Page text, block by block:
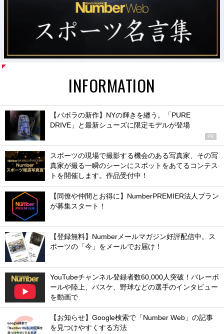
INFORMATION
【バボラの新作】NYの輝きを纏う。「PURE
DRIVE」と最新シューズに限定モデルが登場
PR
スポーツの現場で撮影する機会のある写真家、その写
真家が撮る一瞬のシーンにスポットをあてるコンテス
トを開催します。作品受付中！
【同僚や仲間とお得に】NumberPREMIER法人プラン
が募集スタート！
【登録無料】Numberメールマガジン好評配信中。ス
ポーツの「今」をメールでお届け！
YouTubeチャンネル登録者数60,000人突破！バレーボ
ールや陸上、バスケ、野球などの選手のインタビュー
を動画で
【お知らせ】Google検索で「Number Web」の記事
を見つけやすくする方法